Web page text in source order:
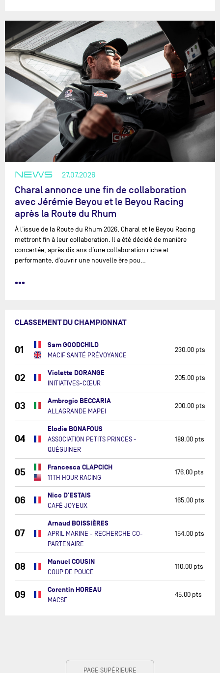
NEWS 27.07.2026
Charal annonce une fin de collaboration
avec Jérémie Beyou et le Beyou Racing
après la Route du Rhum
À l’issue de la Route du Rhum 2026, Charal et le Beyou Racing
mettront fin à leur collaboration. Il a été décidé de manière
concertée, après dix ans d’une collaboration riche et
performante, d’ouvrir une nouvelle ère pou…
•••
CLASSEMENT DU CHAMPIONNAT
01 Sam GOODCHILD
MACIF SANTÉ PRÉVOYANCE
230.00 pts
02 Violette DORANGE
INITIATIVES-CŒUR
205.00 pts
03 Ambrogio BECCARIA
ALLAGRANDE MAPEI
200.00 pts
04
Elodie BONAFOUS
ASSOCIATION PETITS PRINCES -
QUÉGUINER
188.00 pts
05 Francesca CLAPCICH
11TH HOUR RACING
176.00 pts
06 Nico D'ESTAIS
CAFÉ JOYEUX
165.00 pts
07
Arnaud BOISSIÈRES
APRIL MARINE - RECHERCHE CO-
PARTENAIRE
154.00 pts
08 Manuel COUSIN
COUP DE POUCE
110.00 pts
09 Corentin HOREAU
MACSF
45.00 pts
PAGE SUPÉRIEURE